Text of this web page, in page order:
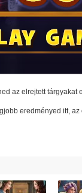
az elrejtett
eredményed itt,